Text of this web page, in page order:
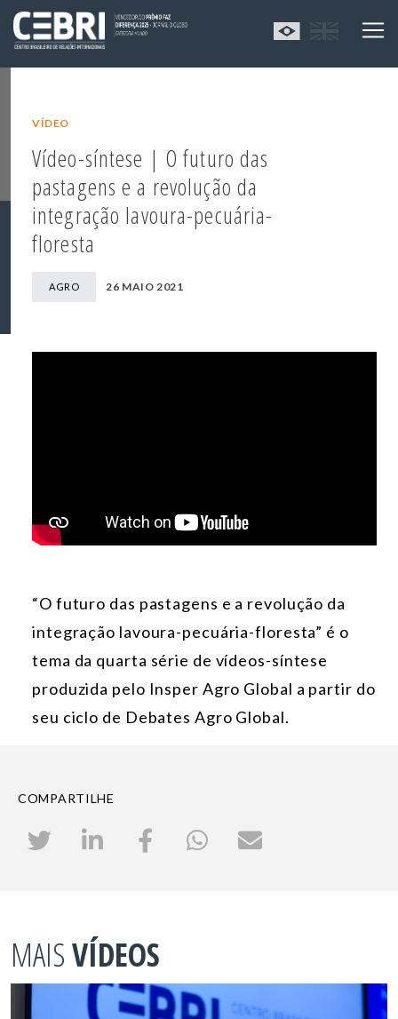
VÍDEO
Vídeo-síntese | O futuro das
pastagens e a revolução da
integração lavoura-pecuária-
floresta
AGRO 26 MAIO 2021
“O futuro das pastagens e a revolução da
integração lavoura-pecuária-floresta” é o
tema da quarta série de vídeos-síntese
produzida pelo Insper Agro Global a partir do
seu ciclo de Debates Agro Global.
COMPARTILHE
MAISVÍDEOS